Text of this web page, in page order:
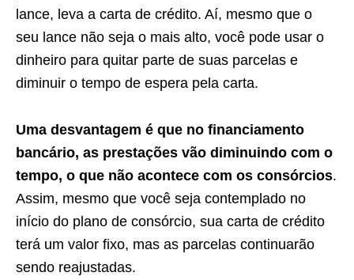
lance, leva a carta de crédito. Aí, mesmo que o
seu lance não seja o mais alto, você pode usar o
dinheiro para quitar parte de suas parcelas e
diminuir o tempo de espera pela carta.
Uma desvantagem é que no financiamento
bancário, as prestações vão diminuindo com o
tempo, o que não acontece com os consórcios.
Assim, mesmo que você seja contemplado no
início do plano de consórcio, sua carta de crédito
terá um valor fixo, mas as parcelas continuarão
sendo reajustadas.